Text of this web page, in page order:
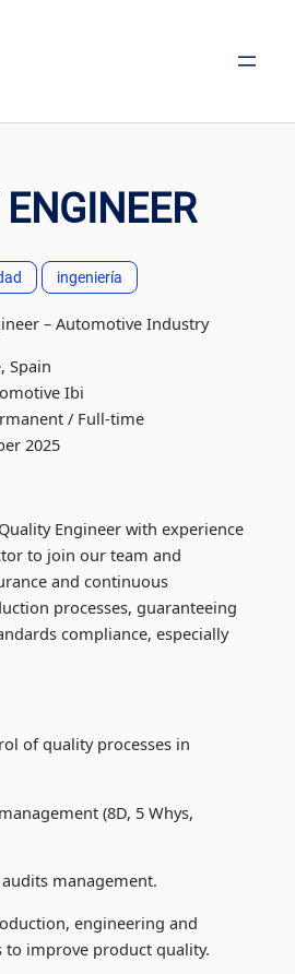
ingeniería
– Automotive Industry
Spain
Ibi
/ Full-time
2025
Engineer with experience
to join our team and
and continuous
processes, guaranteeing
compliance, especially
of quality processes in
(8D, 5 Whys,
management.
engineering and
to improve product quality.